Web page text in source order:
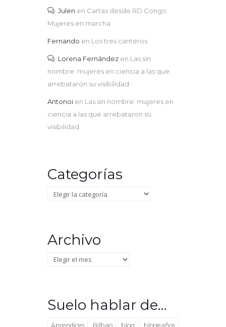
Julen en Cartas desde RD Congo:
Mujeres en marcha
Fernando en Los tres canteros
Lorena Fernández en Las sin
nombre: mujeres en ciencia a las que
arrebataron su visibilidad
Antonoi en Las sin nombre: mujeres en
ciencia a las que arrebataron su
visibilidad
Categorías
Categorías
Archivo
Archivo
Suelo hablar de…
Aprendices Bilbao blog blogeaños